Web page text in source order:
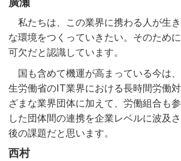
私たちは、この業界に携わる人が生
な環境をつくっていきたい。そのため
可欠だと認識しています。
国も含めて機運が高まっている今は
生労働省のIT業界における長時間労働
ざまな業界団体に加えて、労働組合も
した団体間の連携を企業レベルに波及
後の課題だと思います。
西村